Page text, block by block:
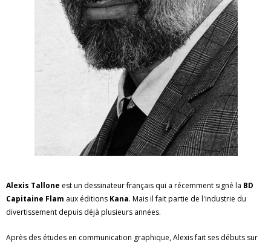
Alexis Tallone est un dessinateur français qui a récemment signé la BD
Capitaine Flam aux éditions Kana. Mais il fait partie de l'industrie du
divertissement depuis déjà plusieurs années.
Après des études en communication graphique, Alexis fait ses débuts sur